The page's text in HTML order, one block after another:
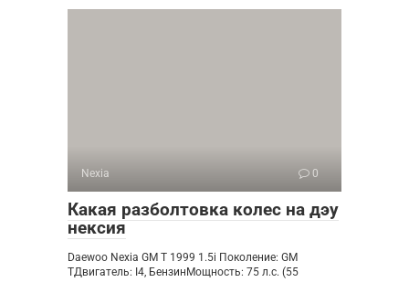
Nexia 0
Какая разболтовка колес на дэу
нексия
Daewoo Nexia GM T 1999 1.5i Поколение: GM
TДвигатель: I4, БензинМощность: 75 л.с. (55